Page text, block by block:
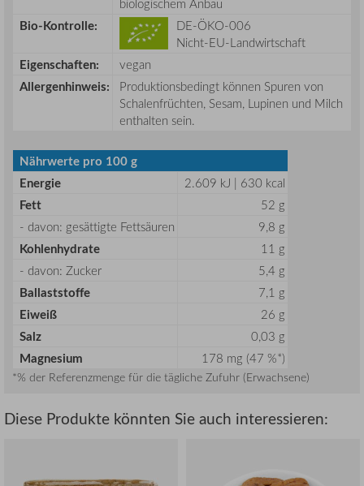
Bio-Kontrolle:
DE-ÖKO-006
Nicht-EU-Landwirtschaft
Eigenschaften: vegan
Allergenhinweis:
Produktionsbedingt können Spuren von
Schalenfrüchten, Sesam, Lupinen und Milch
enthalten sein.
Nährwerte pro 100 g
Energie
2.609 kJ | 630 kcal
Fett
52 g
- davon: gesättigte Fettsäuren
9,8 g
Kohlenhydrate
11 g
- davon: Zucker
5,4 g
Ballaststoffe 7,1 g
Eiweiß 26 g
Salz 0,03 g
Magnesium 178 mg (47 %*)
*% der Referenzmenge für die tägliche Zufuhr (Erwachsene)
Diese Produkte könnten Sie auch interessieren: